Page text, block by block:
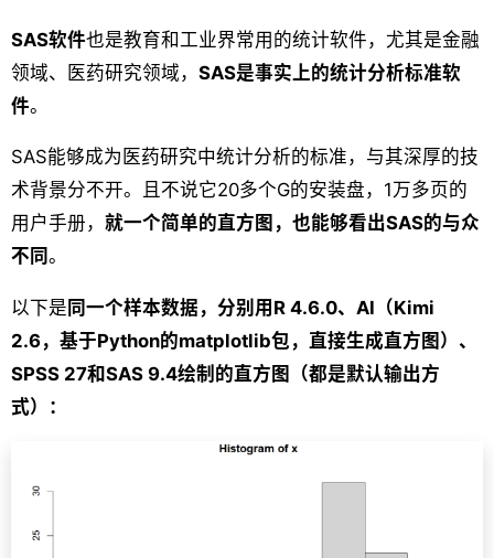
SAS软件也是教育和工业界常用的统计软件，尤其是金融
领域、医药研究领域， SAS是事实上的统计分析标准软
件。
SAS能够成为医药研究中统计分析的标准，与其深厚的技
术背景分不开。且不说它20多个G的安装盘，1万多页的
用户手册， 就一个简单的直方图，也能够看出SAS的与众
不同。
以下是 同一个样本数据，分别用R 4.6.0、AI（Kimi
2.6，基于Python的matplotlib包，直接生成直方图）、
SPSS 27和SAS 9.4绘制的直方图（都是默认输出方
式）：